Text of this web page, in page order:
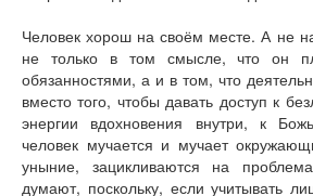
Человек хорош на своём месте. А не
не только в том смысле, что он
обязанностями, а и в том, что
вместо того, чтобы давать доступ к
энергии вдохновения внутри, к
человек мучается и мучает
уныние, зацикливаются на
думают, поскольку, если учитывать